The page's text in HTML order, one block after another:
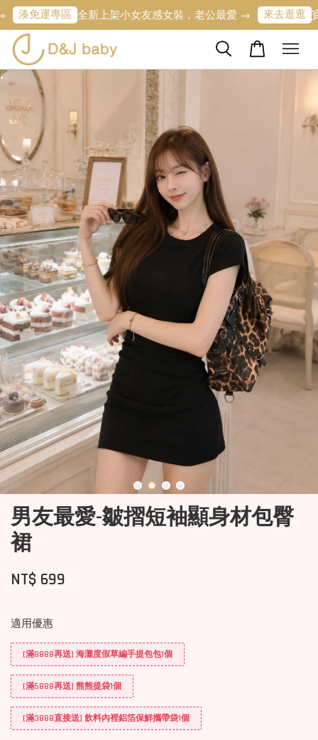
區 全新上架小女友感女裝，老公最愛 → 來去逛逛 寶寶的第
男友最愛-皺摺短袖顯身材包臀
裙
NT$ 699
適用優惠
[滿8888再送] 海灘度假草編手提包包1個
[滿5888再送] 熊熊提袋1個
[滿3888直接送] 飲料內裡鋁箔保鮮攜帶袋1個